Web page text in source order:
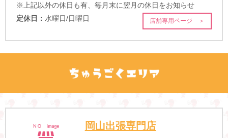
※上記以外の休日も有、毎月末に翌月の休日をお知らせ
定休日： 水曜日/日曜日 店舗専用ページ ＞
岡山出張専門店